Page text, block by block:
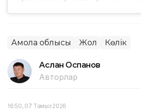
Ақмола облысы Жол Көлік
Аслан Оспанов
Авторлар
16:50, 07 Тамыз 2026